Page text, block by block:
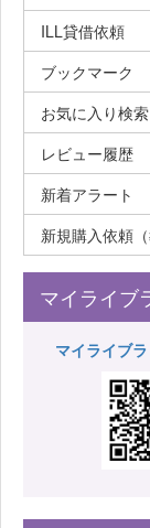
ILL貸借依頼
ブックマーク
お気に入り検索
レビュー履歴
新着アラート
新規購入依頼（
マイライブ
マイライブ